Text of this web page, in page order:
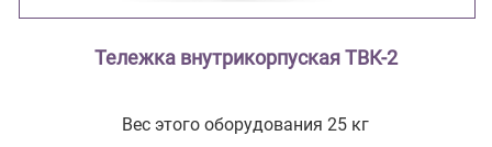
Тележка внутрикорпуская ТВК-2
Вес этого оборудования 25 кг